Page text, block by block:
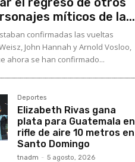
míticos de la...
confirmadas las vueltas
John Hannah y Arnold Vosloo,
ahora se han confirmado...
Deportes
Elizabeth Rivas gana
plata para Guatemala en
rifle de aire 10 metros en
Santo Domingo
tnadm - 5 agosto, 2026